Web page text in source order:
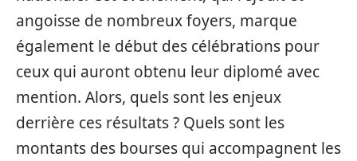
angoisse de nombreux foyers, marque
également le début des célébrations pour
ceux qui auront obtenu leur diplomé avec
mention. Alors, quels sont les enjeux
derrière ces résultats ? Quels sont les
montants des bourses qui accompagnent les